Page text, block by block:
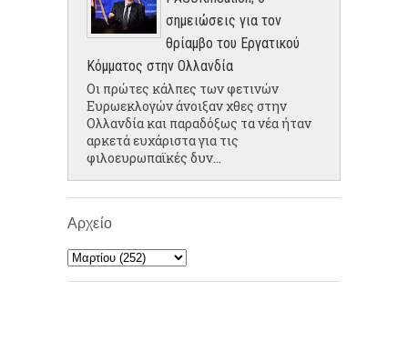
σημειώσεις για τον
θρίαμβο του Εργατικού
Κόμματος στην Ολλανδία
Οι πρώτες κάλπες των φετινών
Ευρωεκλογών άνοιξαν χθες στην
Ολλανδία και παραδόξως τα νέα ήταν
αρκετά ευχάριστα για τις
φιλοευρωπαϊκές δυν...
Αρχείο